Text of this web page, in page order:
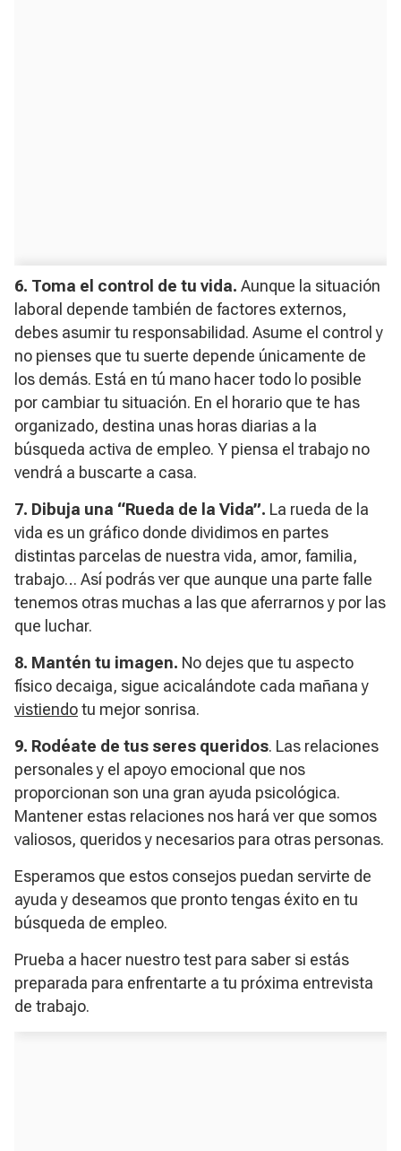
6. Toma el control de tu vida. Aunque la situación
laboral depende también de factores externos,
debes asumir tu responsabilidad. Asume el control y
no pienses que tu suerte depende únicamente de
los demás. Está en tú mano hacer todo lo posible
por cambiar tu situación. En el horario que te has
organizado, destina unas horas diarias a la
búsqueda activa de empleo. Y piensa el trabajo no
vendrá a buscarte a casa.
7. Dibuja una “Rueda de la Vida”. La rueda de la
vida es un gráfico donde dividimos en partes
distintas parcelas de nuestra vida, amor, familia,
trabajo… Así podrás ver que aunque una parte falle
tenemos otras muchas a las que aferrarnos y por las
que luchar.
8. Mantén tu imagen. No dejes que tu aspecto
físico decaiga, sigue acicalándote cada mañana y
vistiendotu mejor sonrisa.
9. Rodéate de tus seres queridos. Las relaciones
personales y el apoyo emocional que nos
proporcionan son una gran ayuda psicológica.
Mantener estas relaciones nos hará ver que somos
valiosos, queridos y necesarios para otras personas.
Esperamos que estos consejos puedan servirte de
ayuda y deseamos que pronto tengas éxito en tu
búsqueda de empleo.
Prueba a hacer nuestro test para saber si estás
preparada para enfrentarte a tu próxima entrevista
de trabajo.